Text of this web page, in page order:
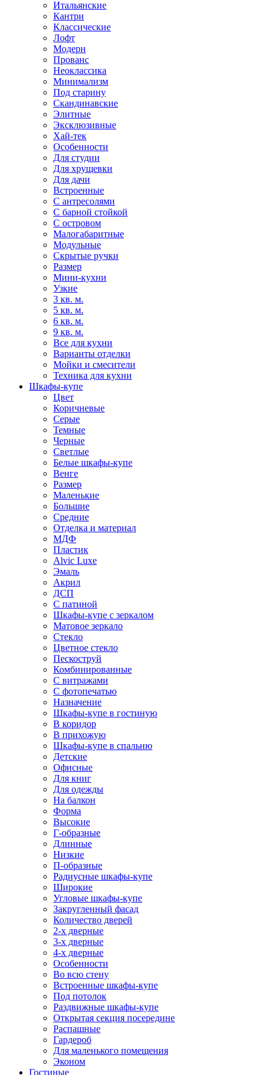
Итальянские
Кантри
Классические
Лофт
Модерн
Прованс
Неоклассика
Минимализм
Под старину
Скандинавские
Элитные
Эксклюзивные
Хай-тек
Особенности
Для студии
Для хрущевки
Для дачи
Встроенные
С антресолями
С барной стойкой
С островом
Малогабаритные
Модульные
Скрытые ручки
Размер
Мини-кухни
Узкие
3 кв. м.
5 кв. м.
6 кв. м.
9 кв. м.
Все для кухни
Варианты отделки
Мойки и смесители
Техника для кухни
Шкафы-купе
Цвет
Коричневые
Серые
Темные
Черные
Светлые
Белые шкафы-купе
Венге
Размер
Маленькие
Большие
Средние
Отделка и материал
МДФ
Пластик
Alvic Luxe
Эмаль
Акрил
ДСП
С патиной
Шкафы-купе с зеркалом
Матовое зеркало
Стекло
Цветное стекло
Пескоструй
Комбинированные
С витражами
С фотопечатью
Назначение
Шкафы-купе в гостиную
В коридор
В прихожую
Шкафы-купе в спальню
Детские
Офисные
Для книг
Для одежды
На балкон
Форма
Высокие
Г-образные
Длинные
Низкие
П-образные
Радиусные шкафы-купе
Широкие
Угловые шкафы-купе
Закругленный фасад
Количество дверей
2-х дверные
3-х дверные
4-х дверные
Особенности
Во всю стену
Встроенные шкафы-купе
Под потолок
Раздвижные шкафы-купе
Открытая секция посередине
Распашные
Гардероб
Для маленького помещения
Эконом
Гостиные